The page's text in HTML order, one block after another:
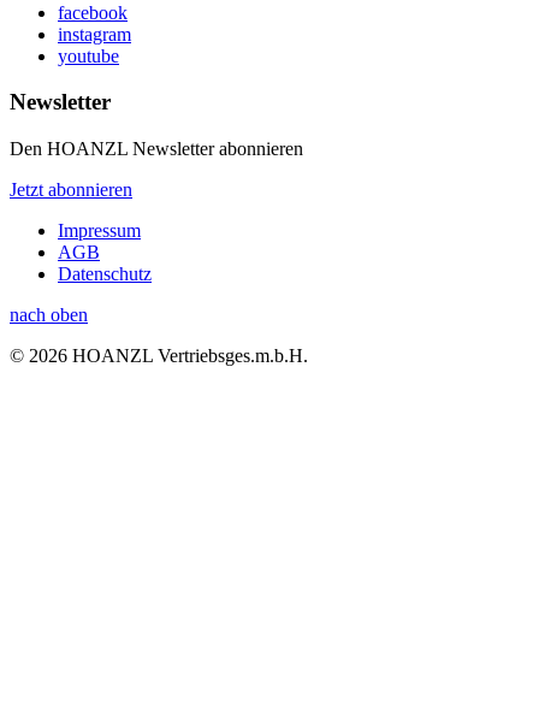
facebook
instagram
youtube
Newsletter
Den HOANZL Newsletter abonnieren
Jetzt abonnieren
Impressum
AGB
Datenschutz
nach oben
© 2026 HOANZL Vertriebsges.m.b.H.